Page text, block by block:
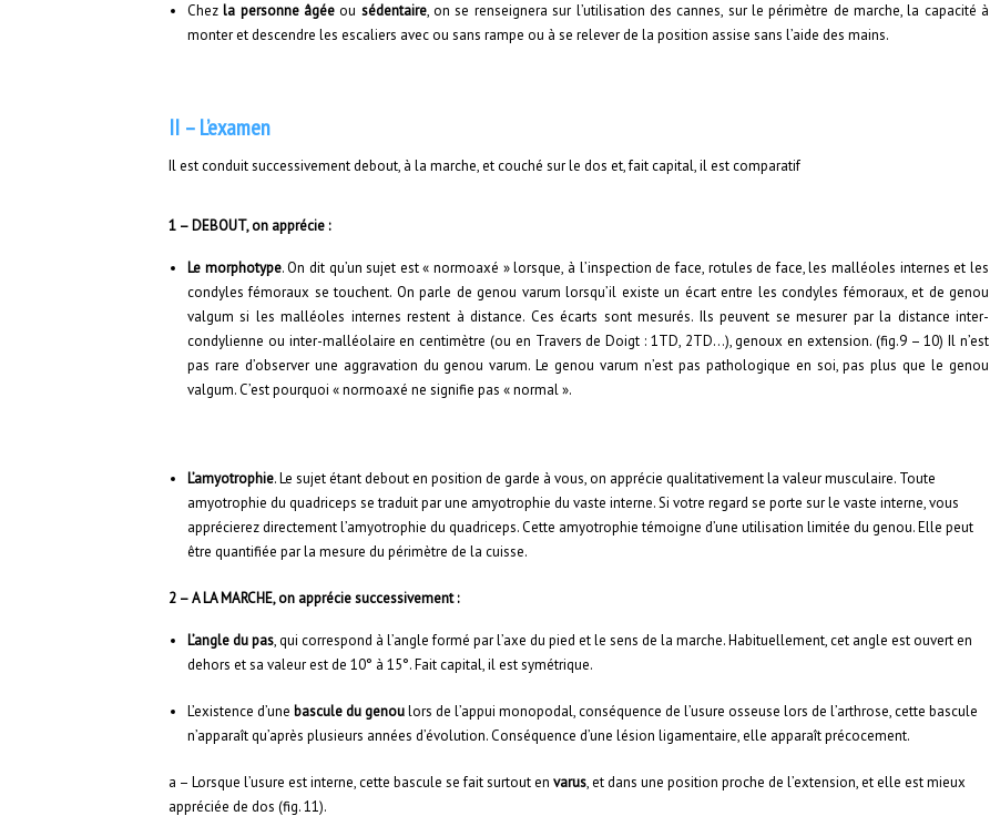
Chezla personne âgée ou sédentaire, on se renseignera sur l’utilisation des cannes, sur le périmètre de marche, la capacité à
monter et descendre les escaliers avec ou sans rampe ou à se relever de la position assise sans l’aide des mains.
II – L’examen
Il est conduit successivement debout, à la marche, et couché sur le dos et, fait capital, il est comparatif
1 – DEBOUT, on apprécie :
Le morphotype. On dit qu’un sujet est « normoaxé » lorsque, à l’inspection de face, rotules de face, les malléoles internes et les
condyles fémoraux se touchent. On parle de genou varum lorsqu’il existe un écart entre les condyles fémoraux, et de genou
valgum si les malléoles internes restent à distance. Ces écarts sont mesurés. Ils peuvent se mesurer par la distance inter-
condylienne ou inter-malléolaire en centimètre (ou en Travers de Doigt : 1TD, 2TD…), genoux en extension. (fig.9 – 10) Il n’est
pas rare d’observer une aggravation du genou varum. Le genou varum n’est pas pathologique en soi, pas plus que le genou
valgum. C’est pourquoi « normoaxé ne signifie pas « normal ».
L’amyotrophie. Le sujet étant debout en position de garde à vous, on apprécie qualitativement la valeur musculaire. Toute
amyotrophie du quadriceps se traduit par une amyotrophie du vaste interne. Si votre regard se porte sur le vaste interne, vous
apprécierez directement l’amyotrophie du quadriceps. Cette amyotrophie témoigne d’une utilisation limitée du genou. Elle peut
être quantifiée par la mesure du périmètre de la cuisse.
2 – A LA MARCHE, on apprécie successivement :
L’angle du pas, qui correspond à l’angle formé par l’axe du pied et le sens de la marche. Habituellement, cet angle est ouvert en
dehors et sa valeur est de 10° à 15°. Fait capital, il est symétrique.
L’existence d’une bascule du genoulors de l’appui monopodal, conséquence de l’usure osseuse lors de l’arthrose, cette bascule
n’apparaît qu’après plusieurs années d’évolution. Conséquence d’une lésion ligamentaire, elle apparaît précocement.
a – Lorsque l’usure est interne, cette bascule se fait surtout en varus, et dans une position proche de l’extension, et elle est mieux
appréciée de dos (fig. 11).